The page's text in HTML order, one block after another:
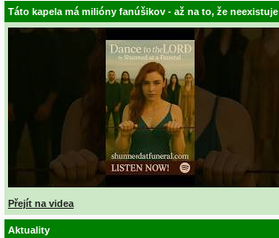
Táto kapela má milióny fanúšikov - až na to, že neexistuje
Přejít na videa
Aktuality